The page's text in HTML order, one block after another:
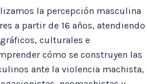
la percepción masculina
a partir de 16 años, atendiendo
culturales e
cómo se construyen las
ante la violencia machista,